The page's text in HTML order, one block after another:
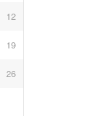
12
19
26